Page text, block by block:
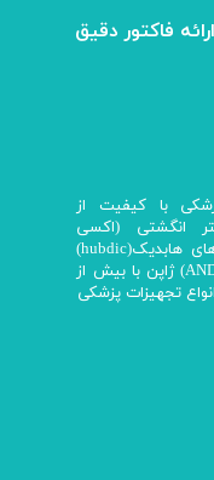
ارائه فاکتور دقیق
با کیفیت از
انگشتی (اکسی
واچ) چویسمد (choicemmed)، تب سنج های هابدیک(hubdic)
کره جنوبی و فشارسنج های ای اند دی (AND) ژاپن با بیش از